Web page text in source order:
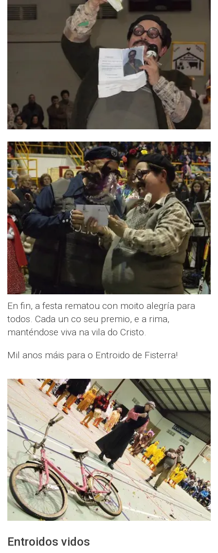
En fin, a festa rematou con moito alegría para
todos. Cada un co seu premio, e a rima,
manténdose viva na vila do Cristo.
Mil anos máis para o Entroido de Fisterra!
Entroidos vidos